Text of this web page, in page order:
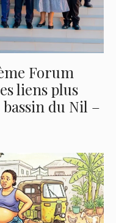
Forum
liens plus
du Nil –